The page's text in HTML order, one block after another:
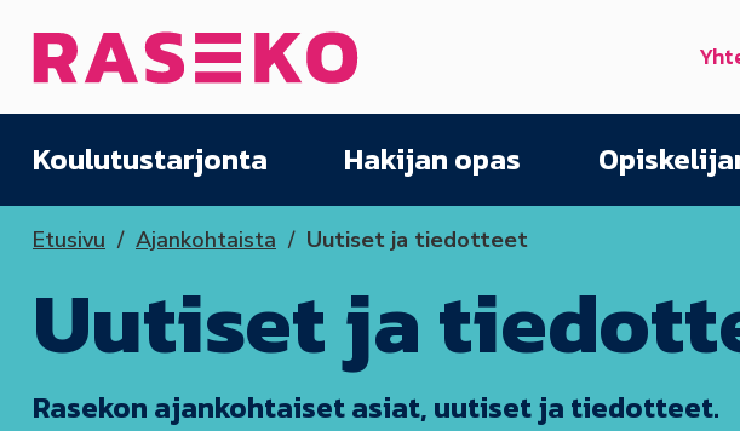
Etusivu
Koulutustarjonta Hakijan opas
Etusivu Ajankohtaista Uutiset ja tiedotteet
Uutiset ja
Rasekon ajankohtaiset asiat, uutiset ja tiedotteet.